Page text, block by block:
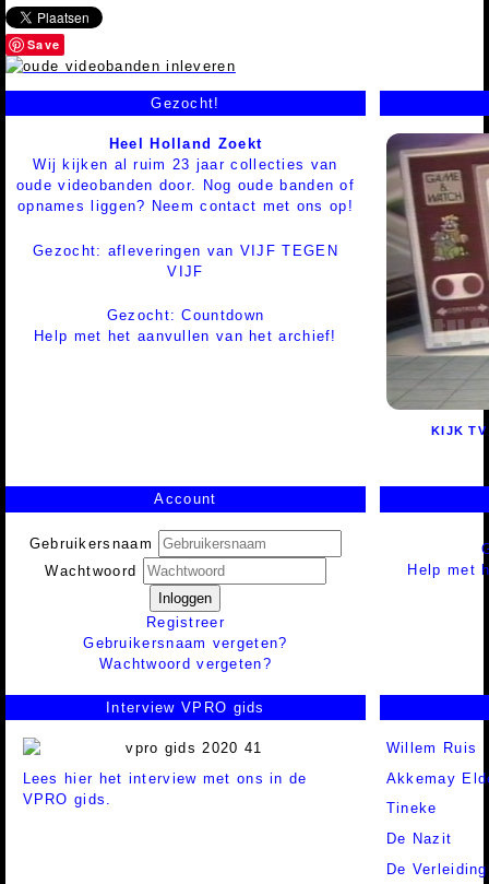
Save
Gezocht!
Heel Holland Zoekt
Wij kijken al ruim 23 jaar collecties van
oude videobanden door. Nog oude banden of
opnames liggen? Neem contact met ons op!
Gezocht: afleveringen van VIJF TEGEN
VIJF
Gezocht: Countdown
Help met het aanvullen van het archief!
KIJK TV
Account
Gebruikersnaam
Wachtwoord
Inloggen
Registreer
Gebruikersnaam vergeten?
Wachtwoord vergeten?
Help met
Interview VPRO gids
Lees hier het interview met ons in de
VPRO gids.
Willem Ruis
Akkemay
Tineke
De Nazit
De Verleiding